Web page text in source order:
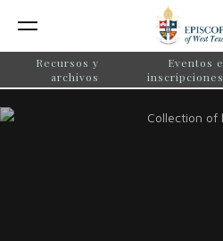
Recursos y
archivos
Eventos e
inscripciones